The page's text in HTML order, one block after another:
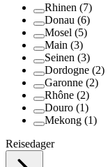
Rhinen (7)
Donau (6)
Mosel (5)
Main (3)
Seinen (3)
Dordogne (2)
Garonne (2)
Rhône (2)
Douro (1)
Mekong (1)
Reisedager